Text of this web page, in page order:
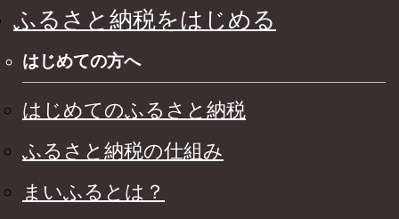
ふるさと納税をはじめる
はじめての方へ
はじめてのふるさと納税
ふるさと納税の仕組み
まいふるとは？